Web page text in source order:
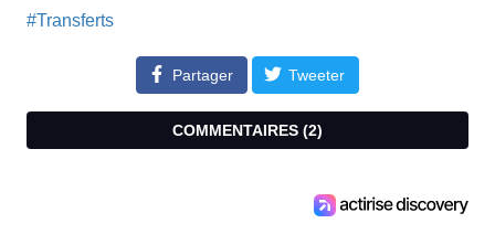
#Transferts
Partager Tweeter
COMMENTAIRES (2)